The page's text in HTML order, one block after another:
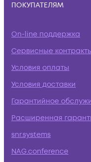
ПОКУПАТЕЛЯМ
On-line поддержка
Сервисные
Условия оплаты
Условия доставки
Гарантийное
Расширенная
snr.systems
NAG.conference